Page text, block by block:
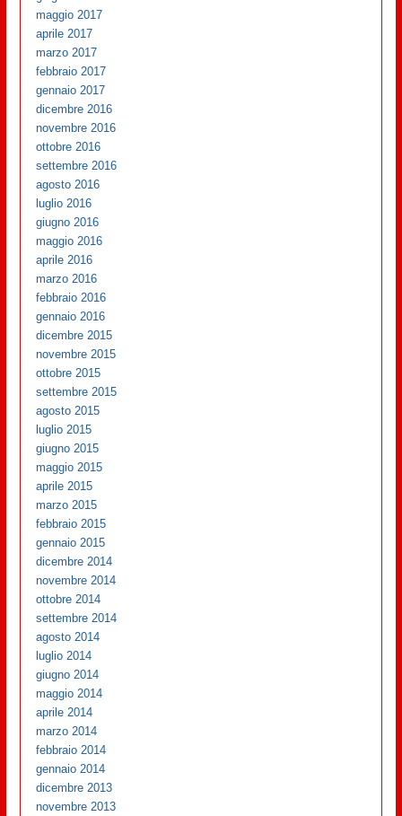
maggio 2017
aprile 2017
marzo 2017
febbraio 2017
gennaio 2017
dicembre 2016
novembre 2016
ottobre 2016
settembre 2016
agosto 2016
luglio 2016
giugno 2016
maggio 2016
aprile 2016
marzo 2016
febbraio 2016
gennaio 2016
dicembre 2015
novembre 2015
ottobre 2015
settembre 2015
agosto 2015
luglio 2015
giugno 2015
maggio 2015
aprile 2015
marzo 2015
febbraio 2015
gennaio 2015
dicembre 2014
novembre 2014
ottobre 2014
settembre 2014
agosto 2014
luglio 2014
giugno 2014
maggio 2014
aprile 2014
marzo 2014
febbraio 2014
gennaio 2014
dicembre 2013
novembre 2013